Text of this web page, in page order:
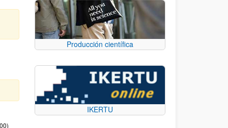
Producción científica
IKERTU